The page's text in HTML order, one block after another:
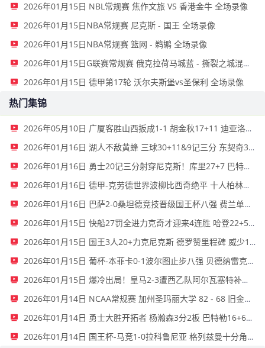
2026年01月15日 NBL常规赛 焦作文旅 VS 香港金牛 全场录像
2026年01月15日NBA常规赛 尼克斯 - 国王 全场录像
2026年01月15日NBA常规赛 篮网 - 鹈鹕 全场录像
2026年01月15日G联赛常规赛 俄克拉荷马城蓝 - 撕裂之城混音 全场录像
2026年01月15日 德甲第17轮 沃尔夫斯堡vs圣保利 全场录像
热门集锦
2026年05月10日 广厦客胜山西扳成1-1 胡金秋17+11 迪亚洛关键上篮不中
2026年01月16日 湖人不敌黄蜂 三球30+11&9记三分 东契奇39分 詹姆斯29+9+6
2026年01月16日 勇士20记三分射穿尼克斯！库里27+7 巴特勒32+8 穆迪三分9中7
2026年01月16日 德甲-克劳德世界波柳比西奇绝平 十人柏林联合1-1奥格斯堡
2026年01月16日 巴萨2-0桑坦德竞技晋级国王杯八强 费兰单刀球破门亚马尔建功
2026年01月15日 快船27罚全进力克奇才迎来4连胜 哈登22+5+8 伦纳德33分4断
2026年01月15日 国王3人20+力克尼克斯 德罗赞里程碑 威少11助 布伦森伤退
2026年01月15日 葡杯-本菲卡0-1波尔图止步八强 贝德纳雷克制胜帕夫利季斯失良机
2026年01月15日 爆冷出局！皇马2-3遭西乙队阿尔瓦塞特补时绝杀 无缘国王杯8强
2026年01月14日 NCAA常规赛 加州圣玛丽大学 82 - 68 旧金山大学 全场集锦
2026年01月14日 勇士大胜开拓者 杨瀚森3分2板 巴特勒16+6+5 库里9中2送11助
2026年01月14日 国王杯-马竞1-0拉科鲁尼亚 格列兹曼十分角任意球破门+远射中横梁